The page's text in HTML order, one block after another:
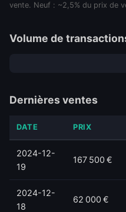
vente. Neuf : ~2,5% du prix de
Volume de
Dernières ventes
DATE PRIX
2024-12-
19
167 500 €
2024-12-
18
62 000 €